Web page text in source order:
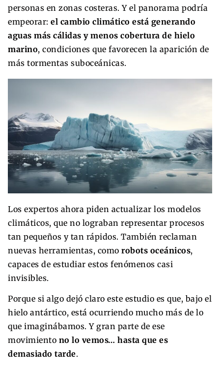
personas en zonas costeras. Y el panorama podría
empeorar: el cambio climático está generando
aguas más cálidas y menos cobertura de hielo
marino, condiciones que favorecen la aparición de
más tormentas suboceánicas.
Los expertos ahora piden actualizar los modelos
climáticos, que no lograban representar procesos
tan pequeños y tan rápidos. También reclaman
nuevas herramientas, como robots oceánicos,
capaces de estudiar estos fenómenos casi
invisibles.
Porque si algo dejó claro este estudio es que, bajo el
hielo antártico, está ocurriendo mucho más de lo
que imaginábamos. Y gran parte de ese
movimiento no lo vemos… hasta que es
demasiado tarde.